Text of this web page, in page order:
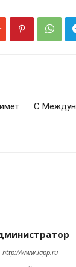
С
http://www.iapp.ru